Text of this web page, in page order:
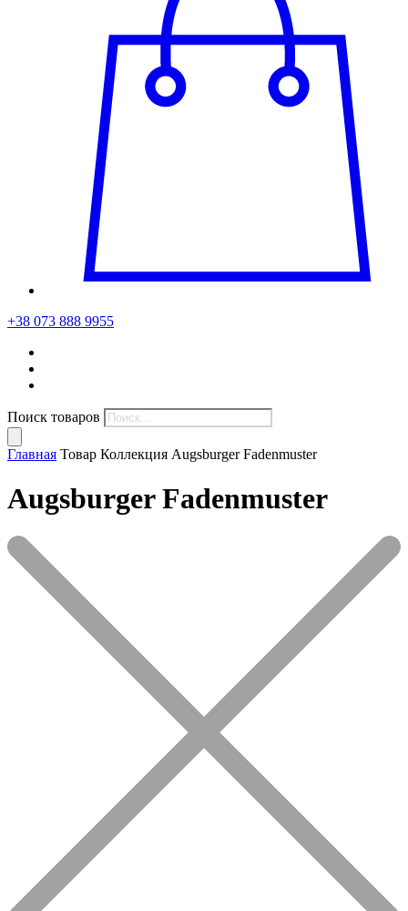
+38 073 888 9955
Поиск товаров
Главная Товар Коллекция Augsburger Fadenmuster
Augsburger Fadenmuster